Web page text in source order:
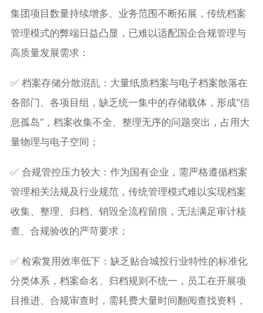
集团项目数量持续增多、业务范围不断拓展，传统档案
管理模式的弊端日益凸显，已难以适配国企合规管理与
高质量发展需求：
✅ 档案存储分散混乱：大量纸质档案与电子档案散落在
各部门、各项目组，缺乏统一集中的存储载体，形成“信
息孤岛”，档案收集不全、整理无序的问题突出，占用大
量物理与电子空间；
✅ 合规管控压力较大：作为国有企业，需严格遵循档案
管理相关法规及行业规范，传统管理模式难以实现档案
收集、整理、归档、销毁全流程留痕，无法满足审计核
查、合规验收的严苛要求；
✅ 检索复用效率低下：缺乏贴合城投行业特性的标准化
分类体系，档案命名、归档规则不统一，员工在开展项
目推进、合规审查时，需耗费大量时间翻阅查找资料，